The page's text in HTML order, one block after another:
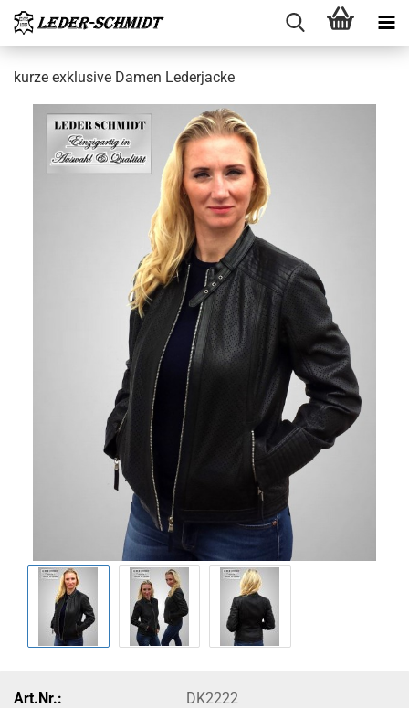
kurze ex­klu­si­ve Damen Le­der­ja­cke
Art.Nr.:
DK2222